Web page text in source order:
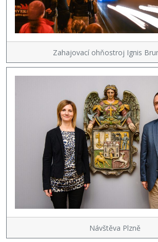
Zahajovací ohňostroj Ignis
Návštěva Plzně